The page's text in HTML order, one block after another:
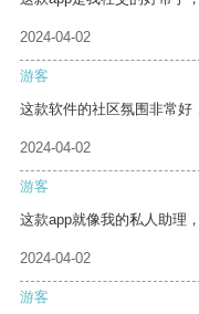
2024-04-02
游客
这款软件的社区氛围非常好
2024-04-02
游客
这款app就像我的私人助理
2024-04-02
游客